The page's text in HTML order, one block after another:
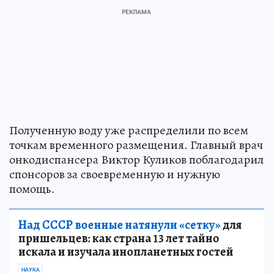
Полученную воду уже распределили по всем
точкам временного размещения. Главный врач
онкодиспансера Виктор Куликов поблагодарил
спонсоров за своевременную и нужную
помощь.
Над СССР военные натянули «сетку»для
пришельцев: как страна 13 лет тайно
искала и изучала инопланетных гостей
НАУКА